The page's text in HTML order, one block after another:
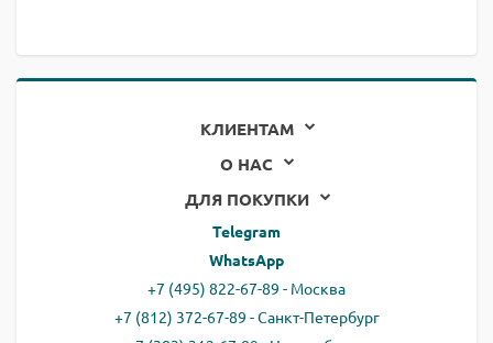
КЛИЕНТАМ
О НАС
ДЛЯ ПОКУПКИ
Telegram
WhatsApp
+7 (495) 822-67-89 - Москва
+7 (812) 372-67-89 - Санкт-Петербург